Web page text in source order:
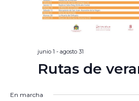
junio 1 - agosto 31
Rutas de
En marcha